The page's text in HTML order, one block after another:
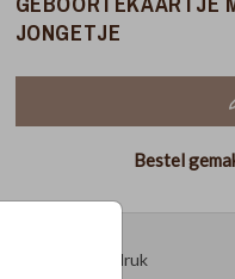
JONGETJE
Bestel
Proefdruk